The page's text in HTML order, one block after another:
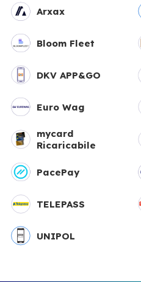
Arxax
Bloom Fleet
DKV APP&GO
Euro Wag
mycard
Ricaricabile
PacePay
TELEPASS
UNIPOL